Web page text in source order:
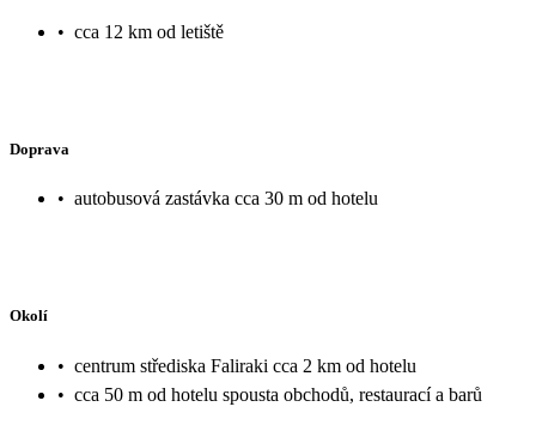
• cca 12 km od letiště
Doprava
• autobusová zastávka cca 30 m od hotelu
Okolí
• centrum střediska Faliraki cca 2 km od hotelu
• cca 50 m od hotelu spousta obchodů, restaurací a barů